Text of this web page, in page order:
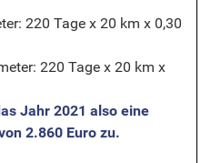
220 Tage x 20 km x 0,30
220 Tage x 20 km x
Jahr 2021 also eine
2.860 Euro zu.